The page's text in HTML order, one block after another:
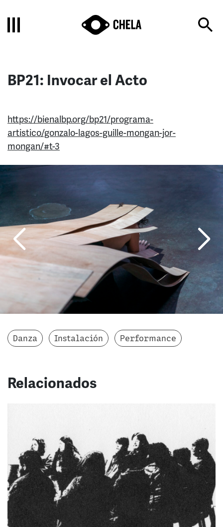
BP21: Invocar el Acto
https://bienalbp.org/bp21/programa-
artistico/gonzalo-lagos-guille-mongan-jor-
mongan/#t-3
Danza Instalación Performance
Relacionados